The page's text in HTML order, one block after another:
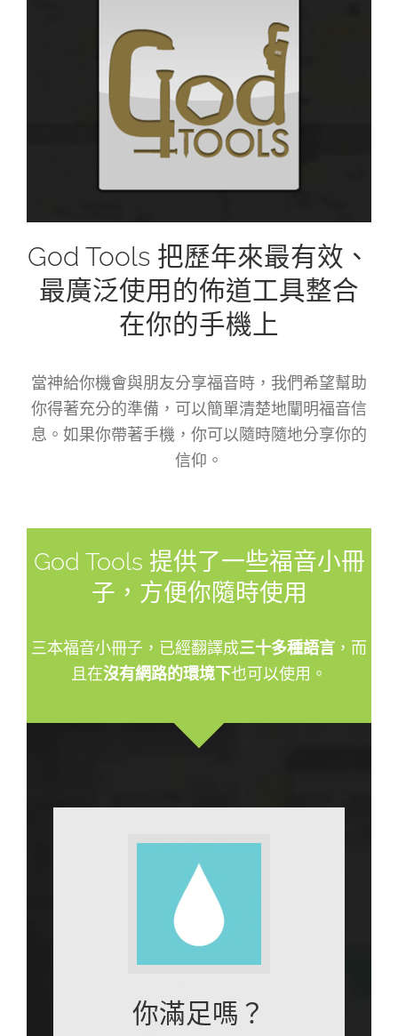
God Tools 把歷年來最有效、
最廣泛使用的佈道工具整合
在你的手機上
當神給你機會與朋友分享福音時，我們希望幫助
你得著充分的準備，可以簡單清楚地闡明福音信
息。如果你帶著手機，你可以隨時隨地分享你的
信仰。
God Tools 提供了一些福音小冊
子，方便你隨時使用
三本福音小冊子，已經翻譯成三十多種語言 ，而
且在沒有網路的環境下也可以使用。
你滿足嗎？